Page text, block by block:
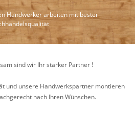
Handwerker arbeiten mit bester
sind wir Ihr starker Partner !
und unsere Handwerkspartner montieren
nach Ihren Wünschen.